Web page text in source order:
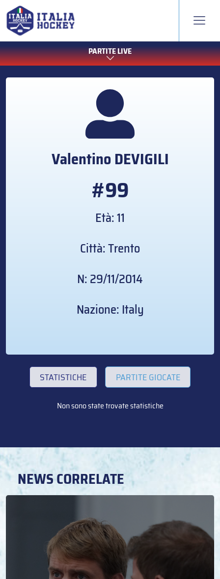
PARTITE LIVE
ValentinoDEVIGILI
#99
Età: 11
Città: Trento
N: 29/11/2014
Nazione: Italy
STATISTICHE PARTITE GIOCATE
Non sono state trovate statistiche
NEWS CORRELATE